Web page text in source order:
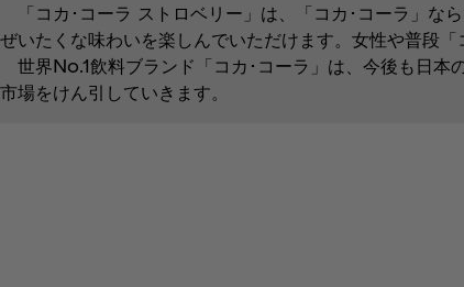
「コカ･コーラ ストロベリー」は、「コカ･コーラ」な
ぜいたくな味わいを楽しんでいただけます。女性や普段
世界No.1飲料ブランド「コカ･コーラ」は、今後も日本
市場をけん引していきます。